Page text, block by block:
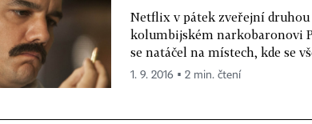
Netflix v pátek zveřejní druhou
kolumbijském narkobaronovi
se natáčel na místech, kde se
1. 9. 2016 ▪ 2 min. čtení